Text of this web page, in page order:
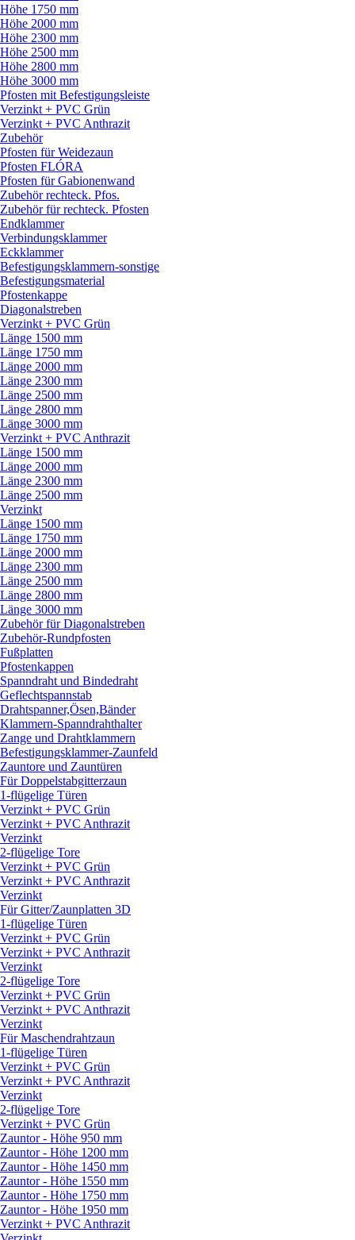
Höhe 1750 mm
Höhe 2000 mm
Höhe 2300 mm
Höhe 2500 mm
Höhe 2800 mm
Höhe 3000 mm
Pfosten mit Befestigungsleiste
Verzinkt + PVC Grün
Verzinkt + PVC Anthrazit
Zubehör
Pfosten für Weidezaun
Pfosten FLÓRA
Pfosten für Gabionenwand
Zubehör rechteck. Pfos.
Zubehör für rechteck. Pfosten
Endklammer
Verbindungsklammer
Eckklammer
Befestigungsklammern-sonstige
Befestigungsmaterial
Pfostenkappe
Diagonalstreben
Verzinkt + PVC Grün
Länge 1500 mm
Länge 1750 mm
Länge 2000 mm
Länge 2300 mm
Länge 2500 mm
Länge 2800 mm
Länge 3000 mm
Verzinkt + PVC Anthrazit
Länge 1500 mm
Länge 2000 mm
Länge 2300 mm
Länge 2500 mm
Verzinkt
Länge 1500 mm
Länge 1750 mm
Länge 2000 mm
Länge 2300 mm
Länge 2500 mm
Länge 2800 mm
Länge 3000 mm
Zubehör für Diagonalstreben
Zubehör-Rundpfosten
Fußplatten
Pfostenkappen
Spanndraht und Bindedraht
Geflechtspannstab
Drahtspanner,Ösen,Bänder
Klammern-Spanndrahthalter
Zange und Drahtklammern
Befestigungsklammer-Zaunfeld
Zauntore und Zauntüren
Für Doppelstabgitterzaun
1-flügelige Türen
Verzinkt + PVC Grün
Verzinkt + PVC Anthrazit
Verzinkt
2-flügelige Tore
Verzinkt + PVC Grün
Verzinkt + PVC Anthrazit
Verzinkt
Für Gitter/Zaunplatten 3D
1-flügelige Türen
Verzinkt + PVC Grün
Verzinkt + PVC Anthrazit
Verzinkt
2-flügelige Tore
Verzinkt + PVC Grün
Verzinkt + PVC Anthrazit
Verzinkt
Für Maschendrahtzaun
1-flügelige Türen
Verzinkt + PVC Grün
Verzinkt + PVC Anthrazit
Verzinkt
2-flügelige Tore
Verzinkt + PVC Grün
Zauntor - Höhe 950 mm
Zauntor - Höhe 1200 mm
Zauntor - Höhe 1450 mm
Zauntor - Höhe 1550 mm
Zauntor - Höhe 1750 mm
Zauntor - Höhe 1950 mm
Verzinkt + PVC Anthrazit